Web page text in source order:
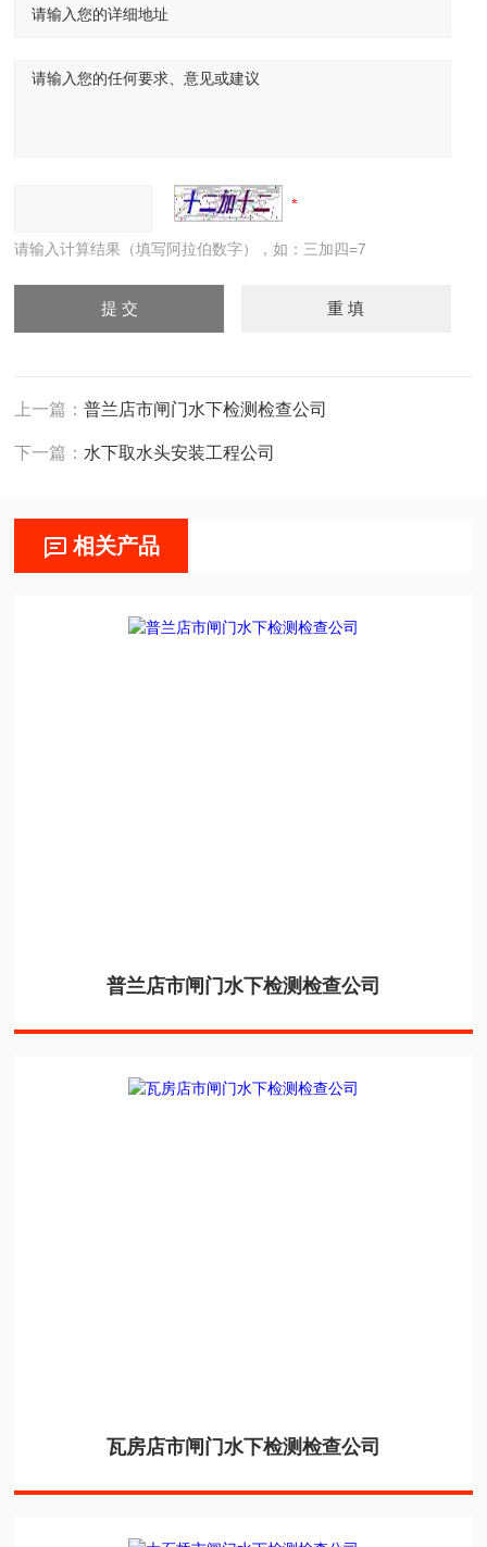
请输入计算结果（填写阿拉伯数字），如：三加四=7
上一篇：普兰店市闸门水下检测检查公司
下一篇： 水下取水头安装工程公司
相关产品
普兰店市闸门水下检测检查公司
瓦房店市闸门水下检测检查公司